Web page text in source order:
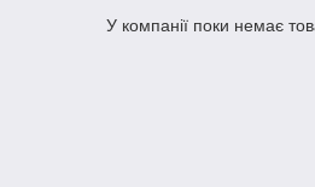
Почекати 20-30 хвилин.
У компанії поки немає